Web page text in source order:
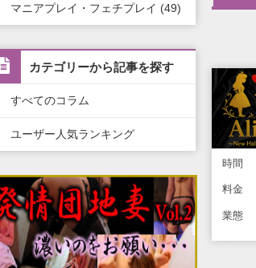
福井県
愛媛県
高知県
鹿児島県
沖縄県
マニアプレイ・フェチプレイ (49)
カテゴリーから記事を探す
すべてのコラム
ユーザー人気ランキング
時間
料金
業態